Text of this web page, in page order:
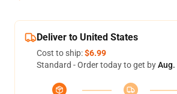
Deliver to United States
Cost to ship:$6.99
Standard - Order today to get byAug.